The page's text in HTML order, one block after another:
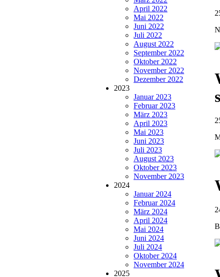
April 2022
Mai 2022
Juni 2022
Juli 2022
August 2022
September 2022
Oktober 2022
November 2022
Dezember 2022
2023
Januar 2023
Februar 2023
März 2023
April 2023
Mai 2023
Juni 2023
Juli 2023
August 2023
Oktober 2023
November 2023
2024
Januar 2024
Februar 2024
März 2024
April 2024
Mai 2024
Juni 2024
Juli 2024
Oktober 2024
November 2024
2025